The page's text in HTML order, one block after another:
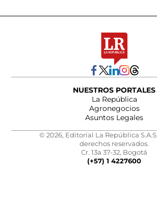
NUESTROS PORTALES
La República
Agronegocios
Asuntos Legales
© 2026, Editorial La República
derechos reservados.
Cr. 13a 37-32, Bogotá
(+57) 1 4227600